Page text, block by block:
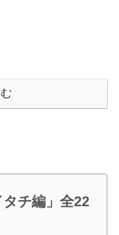
チ編」全22